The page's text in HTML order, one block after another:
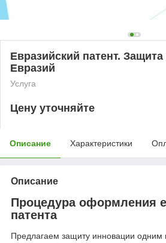
Евразийский патент.
Евразий
Услуга
Цену уточняйте
Описание Характеристики
Описание
Процедура оформления
патента
Предлагаем защиту инновации одним